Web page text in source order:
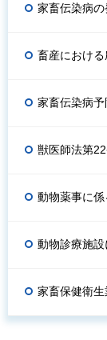
家畜伝染病
畜産におけ
家畜伝染病予
獣医師法第
動物薬事に
動物診療施設
家畜保健衛